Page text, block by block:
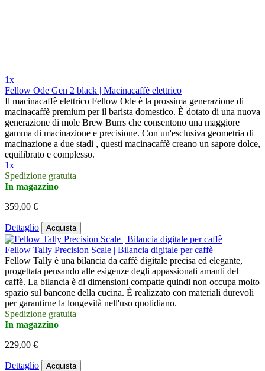
1x
Fellow Ode Gen 2 black | Macinacaffè elettrico
Il macinacaffè elettrico Fellow Ode è la prossima generazione di
macinacaffè premium per il barista domestico. È dotato di una nuova
generazione di mole Brew Burrs che consentono una maggiore
gamma di macinazione e precisione. Con un'esclusiva geometria di
macinazione a due stadi , questi macinacaffè creano un sapore dolce,
equilibrato e complesso.
1x
Spedizione gratuita
In magazzino
359,00 €
Dettaglio Acquista
Fellow Tally Precision Scale | Bilancia digitale per caffè
Fellow Tally è una bilancia da caffè digitale precisa ed elegante,
progettata pensando alle esigenze degli appassionati amanti del
caffè. La bilancia è di dimensioni compatte quindi non occupa molto
spazio sul bancone della cucina. È realizzato con materiali durevoli
per garantirne la longevità nell'uso quotidiano.
Spedizione gratuita
In magazzino
229,00 €
Dettaglio Acquista